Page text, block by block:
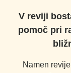
V reviji
pomoč pri
Namen